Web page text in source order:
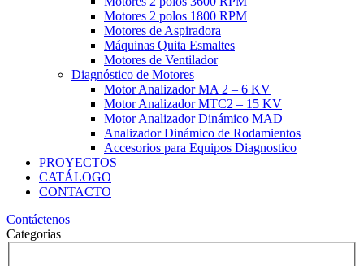
Motores 2 polos 1800 RPM
Motores de Aspiradora
Máquinas Quita Esmaltes
Motores de Ventilador
Diagnóstico de Motores
Motor Analizador MA 2 – 6 KV
Motor Analizador MTC2 – 15 KV
Motor Analizador Dinámico MAD
Analizador Dinámico de Rodamientos
Accesorios para Equipos Diagnostico
PROYECTOS
CATÁLOGO
CONTACTO
Contáctenos
Categorias